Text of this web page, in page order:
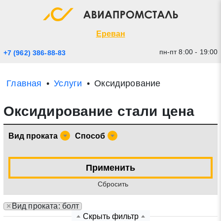
Ереван
+7 (962) 386-88-83 пн-пт 8:00 - 19:00
Главная Услуги Оксидирование
Оксидирование стали цена
Вид проката Способ
Применить
Cбросить
× Вид проката: болт
Скрыть фильтр
Экспресс заявка
* - обязательные поля для заполнения
Прикрепить файл (до 20 mb)
Отправить заявку